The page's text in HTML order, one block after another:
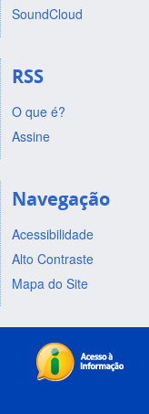
SoundCloud
RSS
O que é?
Assine
Navegação
Acessibilidade
Alto Contraste
Mapa do Site